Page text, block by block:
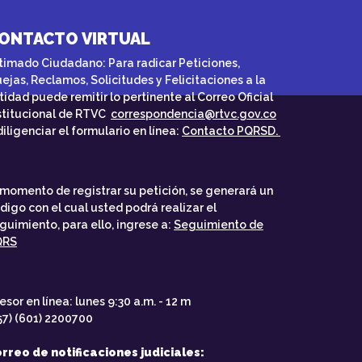
VIRTUAL
Ciudadano: Para radicar Peticiones,
Reclamos, Solicitudes y Felicitaciones a la
puede remitir lo pertinente al Correo Oficial
de RTVC correspondencia@rtvc.gov.co
el formulario en línea: Contacto PQRSD.
de registrar su petición, se generará un
con el cual usted podrá realizar el
para ello, ingrese a: Seguimiento de
en línea: lunes 9:30 a.m. - 12 m
(601) 2200700
de notificaciones judiciales: